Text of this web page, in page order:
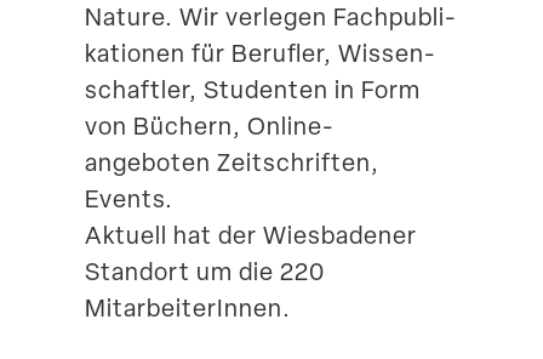
Nature. Wir verlegen Fachpu­bli­
ka­tionen für Berufler, Wissen­
schaftler, Studenten in Form
von Büchern, Online-
angeboten Zeitschriften,
Events.
Aktuell hat der Wiesba­dener
Standort um die 220
MitarbeiterInnen.